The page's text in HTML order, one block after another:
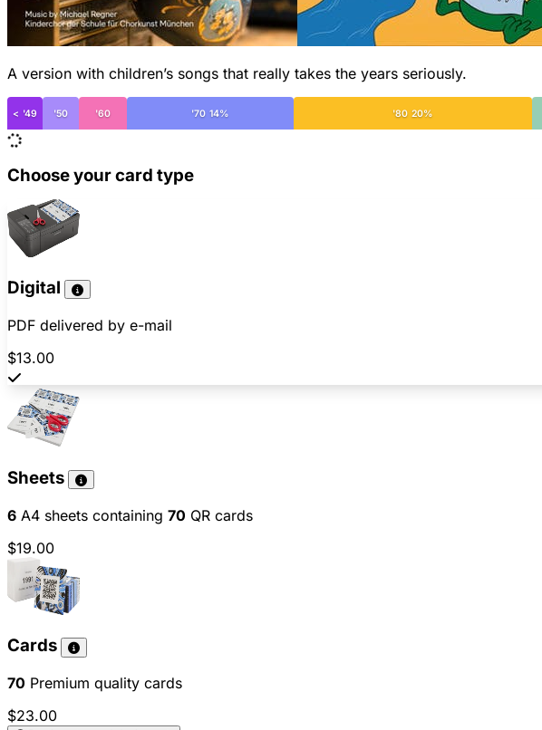
A version with children’s songs that really takes the years seriously.
< '49 '50 '60 '70 14% '80 20%
Choose your card type
Digital
PDF delivered by e-mail
$13.00
Sheets
6 A4 sheets containing 70 QR cards
$19.00
Cards
70 Premium quality cards
$23.00